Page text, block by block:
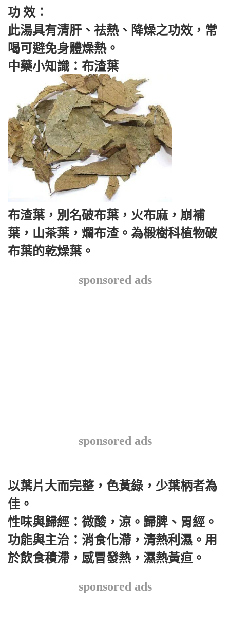
功 效：
此湯具有清肝、祛熱、降燥之功效，常
喝可避免身體燥熱。
中藥小知識：布渣葉
布渣葉，別名破布葉，火布麻，崩補
葉，山茶葉，爛布渣。為椴樹科植物破
布葉的乾燥葉。
sponsored ads
sponsored ads
以葉片大而完整，色黃綠，少葉柄者為
佳。
性味與歸經：微酸，涼。歸脾、胃經。
功能與主治：消食化滯，清熱利濕。用
於飲食積滯，感冒發熱，濕熱黃疸。
sponsored ads